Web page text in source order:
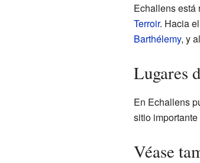
Echallens está
Terroir. Hacia
Barthélemy, y
Lugares
En Echallens
sitio
Véase